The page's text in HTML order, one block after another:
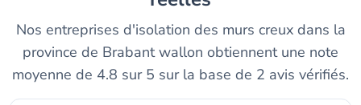
Nos entreprises d'isolation des murs creux dans la
province de Brabant wallon obtiennent une note
moyenne de 4.8 sur 5 sur la base de 2 avis vérifiés.